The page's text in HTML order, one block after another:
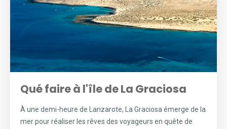
Qué faire à l'île de La Graciosa
À une demi-heure de Lanzarote, La Graciosa émerge de la
mer pour réaliser les rêves des voyageurs en quête de